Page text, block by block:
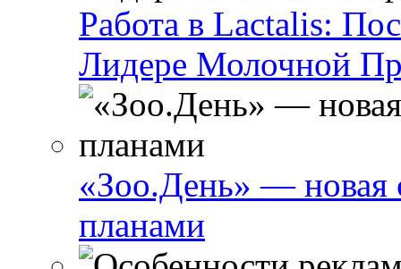
Работа в Lactalis:
Лидере Молочной
«Зоо.День» — новая
планами